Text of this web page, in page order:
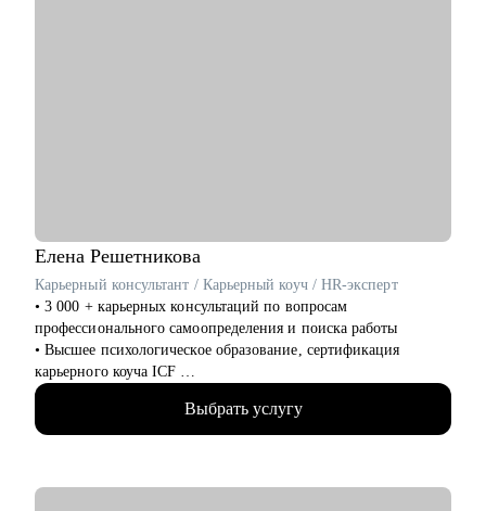
Елена Решетникова
Карьерный консультант / Карьерный коуч / HR-эксперт
• 3 000 + карьерных консультаций по вопросам
профессионального самоопределения и поиска работы
• Высшее психологическое образование, сертификация
карьерного коуча ICF
• 10+ лет опыта в HR в международной и российских
компаниях, 6+ лет опыта в карьерном консультировании
• 3 года опыта работы карьерным экспертом Инновационного
Выбрать услугу